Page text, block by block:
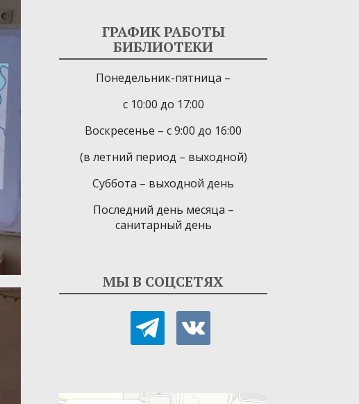
ГРАФИК РАБОТЫ
БИБЛИОТЕКИ
Понедельник-пятница –
с 10:00 до 17:00
Воскресенье – с 9:00 до 16:00
(в летний период – выходной)
Суббота – выходной день
Последний день месяца –
санитарный день
МЫ В СОЦСЕТЯХ
telegram vkontakte
Детская библиотека-филиал № 9